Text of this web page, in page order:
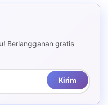
Berlangganan gratis
Kirim